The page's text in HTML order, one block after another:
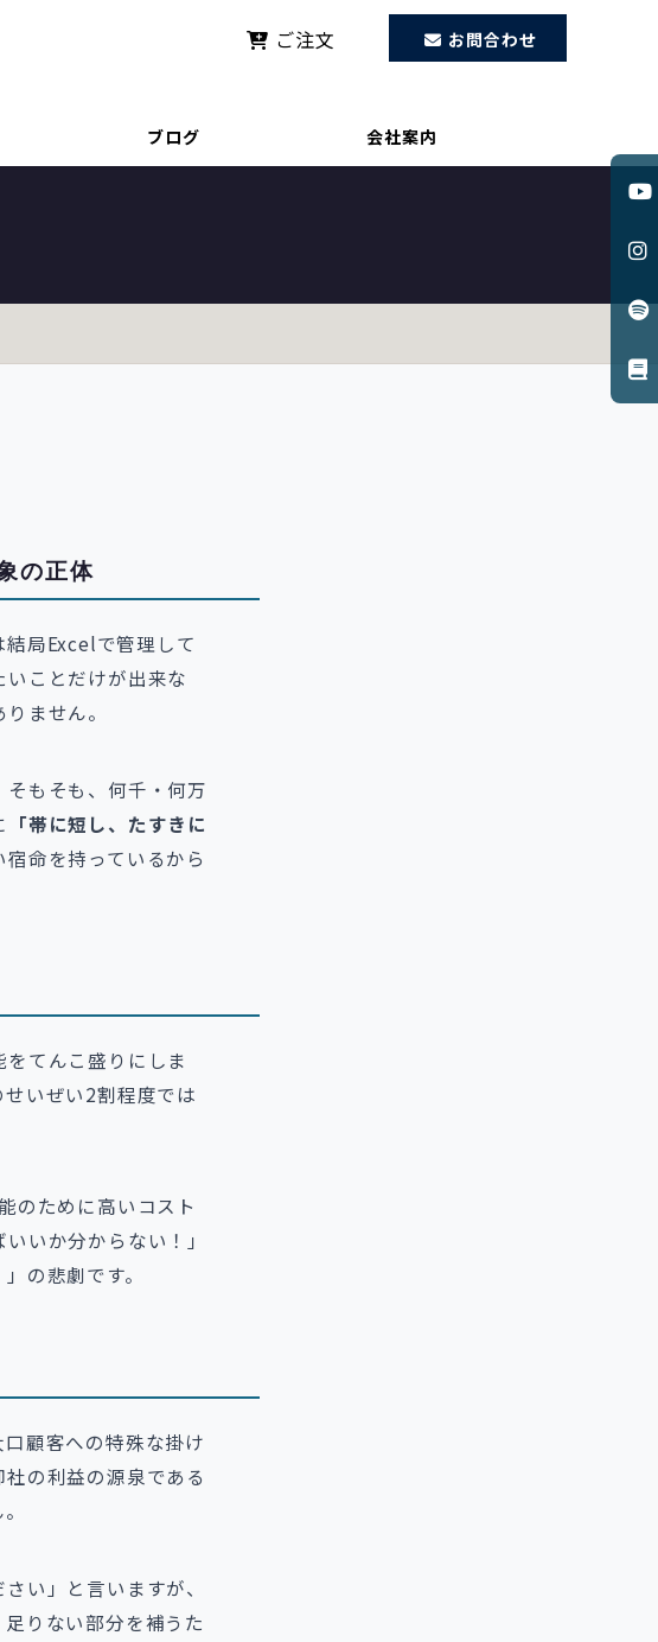
お問合わせ
ご注文
ブログ 会社案内
入が失敗する“構造的な”理由と、唯一の
の正体
結局Excelで管理して
ことだけが出来な
ません。
もそも、何千・何万
「帯に短し、たすきに
命を持っているから
てんこ盛りにしま
いぜい2割程度では
のために高いコスト
いか分からない！」
の悲劇です。
顧客への特殊な掛け
の利益の源泉である
い」と言いますが、
りない部分を補うた